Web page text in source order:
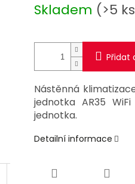
cena:
Skladem (>5
Přidat
Nástěnná
jednotka AR35
jednotka.
Detailní informace